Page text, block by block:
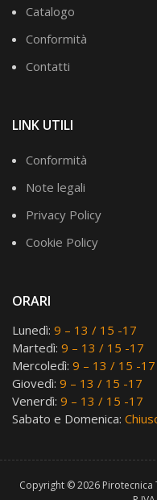
Catalogo
Conformità
Contatti
LINK UTILI
Conformità
Note legali
Privacy Policy
Cookie Policy
ORARI
Lunedì: 9 – 13 / 15 -17
Martedì: 9 – 13 / 15 -17
Mercoledì: 9 – 13 / 15 -17
Giovedì: 9 – 13 / 15 -17
Venerdì: 9 – 13 / 15 -17
Sabato e Domenica:
Copyright © 2026 Pirotecnica